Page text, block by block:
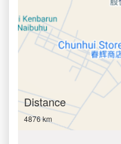
Distance
4876 km